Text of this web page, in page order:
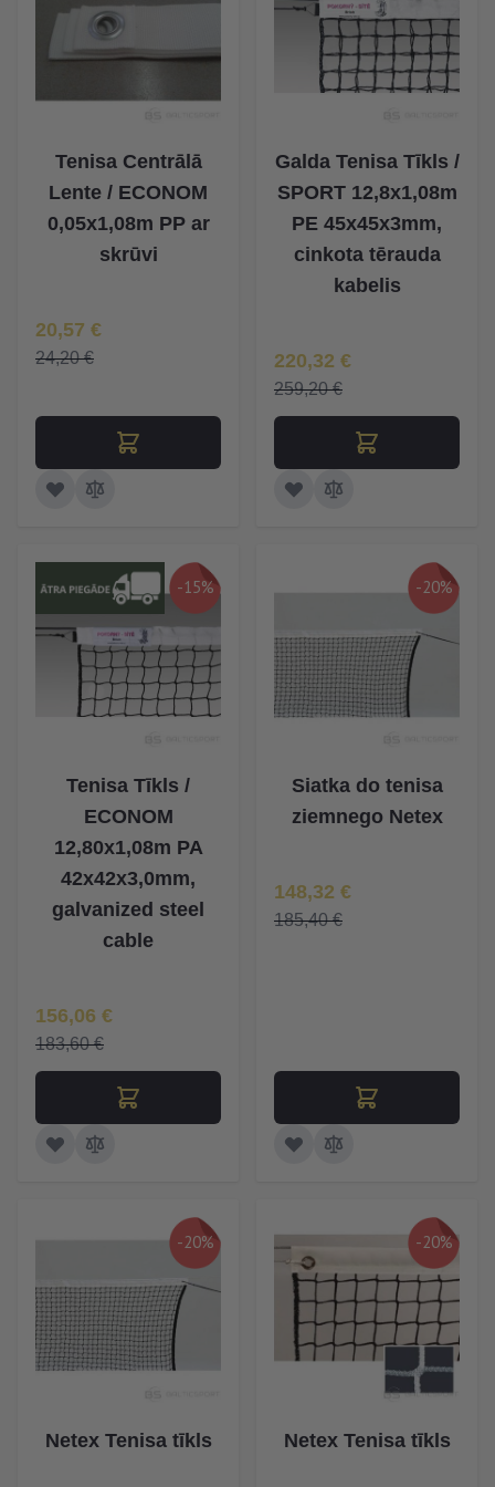
Tenisa Centrālā
Lente / ECONOM
0,05x1,08m PP ar
skrūvi
Īpaša Cena
20,57 €
24,20 €
Galda Tenisa Tīkls /
SPORT 12,8x1,08m
PE 45x45x3mm,
cinkota tērauda
kabelis
Īpaša Cena
220,32 €
259,20 €
-15%
Tenisa Tīkls /
ECONOM
12,80x1,08m PA
42x42x3,0mm,
galvanized steel
cable
Īpaša Cena
156,06 €
183,60 €
-20%
Siatka do tenisa
ziemnego Netex
Īpaša Cena
148,32 €
185,40 €
-20%
Netex Tenisa tīkls
-20%
Netex Tenisa tīkls